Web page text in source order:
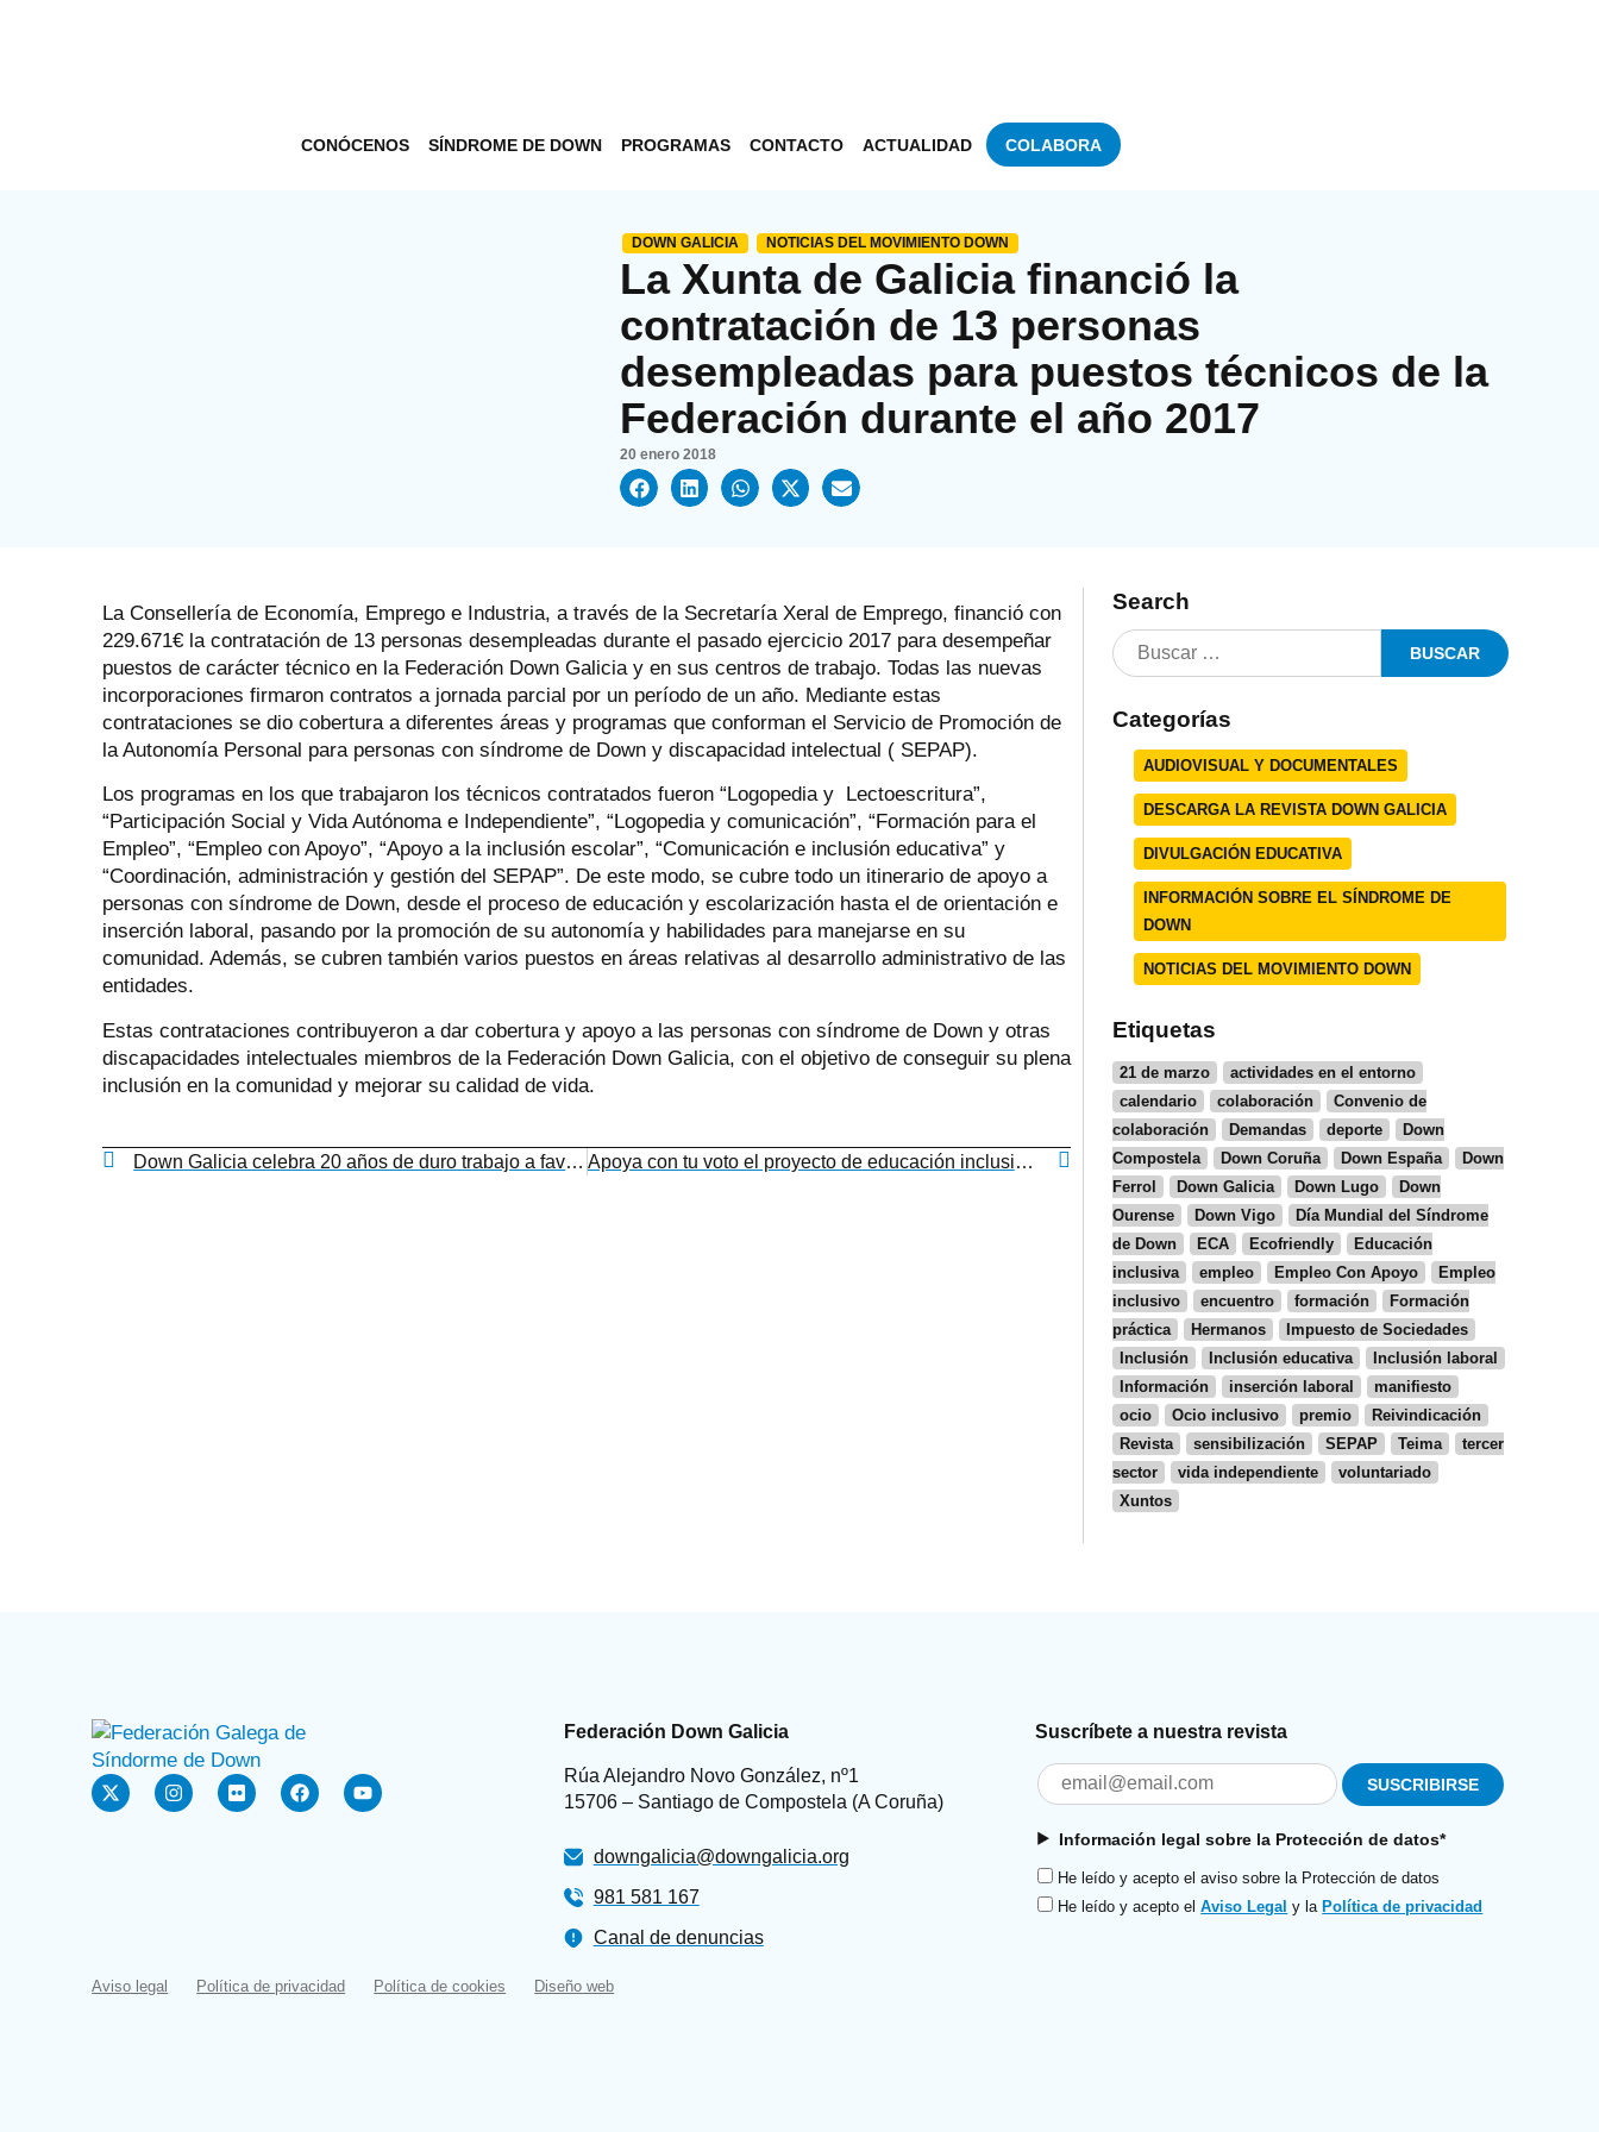
CONÓCENOS SÍNDROME DE DOWN PROGRAMAS CONTACTO ACTUALIDAD COLABORA
DOWN GALICIA NOTICIAS DEL MOVIMIENTO DOWN
La Xunta de Galicia financió la
contratación de 13 personas
desempleadas para puestos técnicos de la
Federación durante el año 2017
20 enero 2018
La Consellería de Economía, Emprego e Industria, a través de la Secretaría Xeral de Emprego, financió con
229.671€ la contratación de 13 personas desempleadas durante el pasado ejercicio 2017 para desempeñar
puestos de carácter técnico en la Federación Down Galicia y en sus centros de trabajo. Todas las nuevas
incorporaciones firmaron contratos a jornada parcial por un período de un año. Mediante estas
contrataciones se dio cobertura a diferentes áreas y programas que conforman el Servicio de Promoción de
la Autonomía Personal para personas con síndrome de Down y discapacidad intelectual ( SEPAP).
Los programas en los que trabajaron los técnicos contratados fueron “Logopedia y Lectoescritura”,
“Participación Social y Vida Autónoma e Independiente”, “Logopedia y comunicación”, “Formación para el
Empleo”, “Empleo con Apoyo”, “Apoyo a la inclusión escolar”, “Comunicación e inclusión educativa” y
“Coordinación, administración y gestión del SEPAP”. De este modo, se cubre todo un itinerario de apoyo a
personas con síndrome de Down, desde el proceso de educación y escolarización hasta el de orientación e
inserción laboral, pasando por la promoción de su autonomía y habilidades para manejarse en su
comunidad. Además, se cubren también varios puestos en áreas relativas al desarrollo administrativo de las
entidades.
Estas contrataciones contribuyeron a dar cobertura y apoyo a las personas con síndrome de Down y otras
discapacidades intelectuales miembros de la Federación Down Galicia, con el objetivo de conseguir su plena
inclusión en la comunidad y mejorar su calidad de vida.
Down Galicia celebra 20 años de duro trabajo a favor de la igualdad y la inclusión social Apoya con tu voto el proyecto de educación inclusiva de Down Ourense
Search
Categorías
AUDIOVISUAL Y DOCUMENTALES
DESCARGA LA REVISTA DOWN GALICIA
DIVULGACIÓN EDUCATIVA
INFORMACIÓN SOBRE EL SÍNDROME DE
DOWN
NOTICIAS DEL MOVIMIENTO DOWN
Etiquetas
21 de marzo
actividades en el entorno
calendario
colaboración
Convenio de
colaboración
Demandas deporte
Down
Compostela
Down Coruña Down España
Down
Ferrol
Down Galicia Down Lugo
Down
Ourense
Down Vigo
Día Mundial del Síndrome
de Down
ECA Ecofriendly
Educación
inclusiva
empleo Empleo Con Apoyo
Empleo
inclusivo
encuentro formación
Formación
práctica
Hermanos
Impuesto de Sociedades
Inclusión
Inclusión educativa
Inclusión laboral
Información
inserción laboral
manifiesto
ocio
Ocio inclusivo premio
Reivindicación
Revista
sensibilización SEPAP Teima
tercer
sector
vida independiente
voluntariado
Xuntos
Federación Down Galicia
Rúa Alejandro Novo González, nº1
15706 – Santiago de Compostela (A Coruña)
downgalicia@downgalicia.org
981 581 167
Canal de denuncias
Suscríbete a nuestra revista
Información legal sobre la Protección de datos*
He leído y acepto el aviso sobre la Protección de datos
He leído y acepto elAviso Legal y la Política de privacidad
Aviso legal Política de privacidad Política de cookies Diseño web